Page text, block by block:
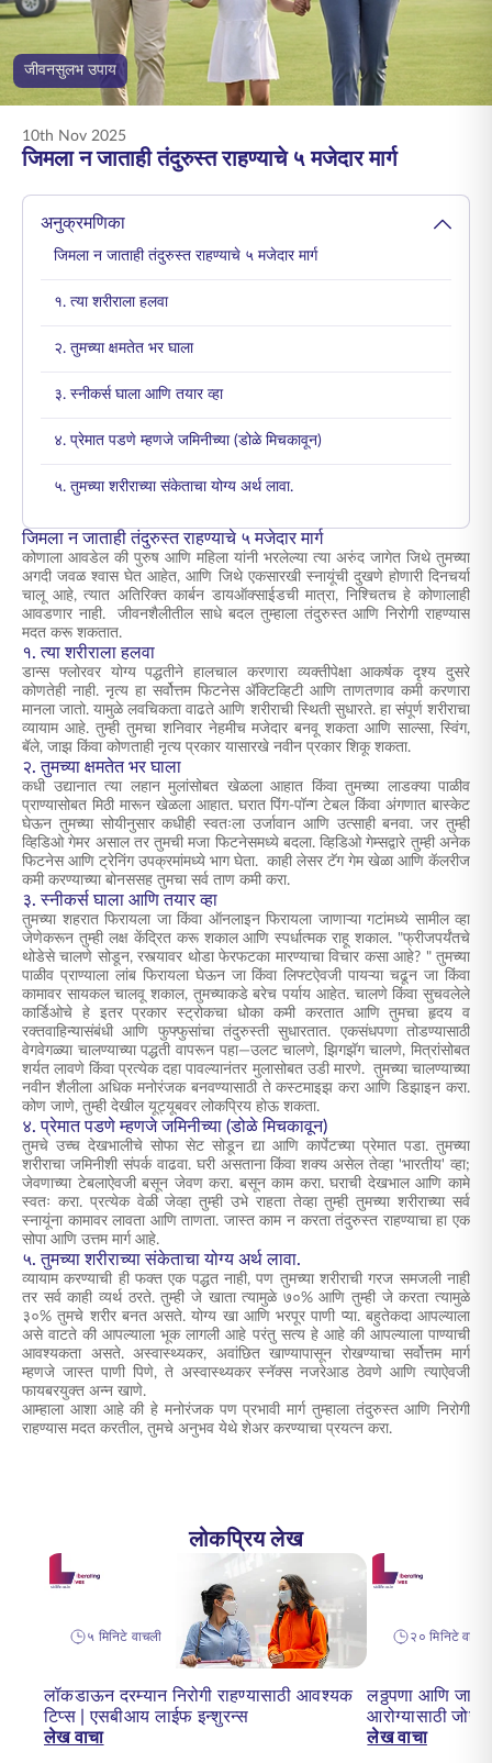
ENGLISH
ऑनलाइन खरेदी करा प्रीमियम भरा
जीवनसुलभ उपाय
10th Nov 2025
जिमला न जाताही तंदुरुस्त राहण्याचे ५ मजेदार मार्ग
अनुक्रमणिका
जिमला न जाताही तंदुरुस्त राहण्याचे ५ मजेदार मार्ग
१. त्या शरीराला हलवा
२. तुमच्या क्षमतेत भर घाला
३. स्नीकर्स घाला आणि तयार व्हा
४. प्रेमात पडणे म्हणजे जमिनीच्या (डोळे मिचकावून)
५. तुमच्या शरीराच्या संकेताचा योग्य अर्थ लावा.
जिमला न जाताही तंदुरुस्त राहण्याचे ५ मजेदार मार्ग
कोणाला आवडेल की पुरुष आणि महिला यांनी भरलेल्या त्या अरुंद जागेत जिथे तुमच्या
अगदी जवळ श्वास घेत आहेत, आणि जिथे एकसारखी स्नायूंची दुखणे होणारी दिनचर्या
चालू आहे, त्यात अतिरिक्त कार्बन डायऑक्साईडची मात्रा, निश्चितच हे कोणालाही
आवडणार नाही. जीवनशैलीतील साधे बदल तुम्हाला तंदुरुस्त आणि निरोगी राहण्यास
मदत करू शकतात.
१. त्या शरीराला हलवा
डान्स फ्लोरवर योग्य पद्धतीने हालचाल करणारा व्यक्तीपेक्षा आकर्षक दृश्य दुसरे
कोणतेही नाही. नृत्य हा सर्वोत्तम फिटनेस अ‍ॅक्टिव्हिटी आणि ताणतणाव कमी करणारा
मानला जातो. यामुळे लवचिकता वाढते आणि शरीराची स्थिती सुधारते. हा संपूर्ण शरीराचा
व्यायाम आहे. तुम्ही तुमचा शनिवार नेहमीच मजेदार बनवू शकता आणि साल्सा, स्विंग,
बॅले, जाझ किंवा कोणताही नृत्य प्रकार यासारखे नवीन प्रकार शिकू शकता.
२. तुमच्या क्षमतेत भर घाला
कधी उद्यानात त्या लहान मुलांसोबत खेळला आहात किंवा तुमच्या लाडक्या पाळीव
प्राण्यासोबत मिठी मारून खेळला आहात. घरात पिंग-पॉन्ग टेबल किंवा अंगणात बास्केट
घेऊन तुमच्या सोयीनुसार कधीही स्वतःला उर्जावान आणि उत्साही बनवा. जर तुम्ही
व्हिडिओ गेमर असाल तर तुमची मजा फिटनेसमध्ये बदला. व्हिडिओ गेम्सद्वारे तुम्ही अनेक
फिटनेस आणि ट्रेनिंग उपक्रमांमध्ये भाग घेता. काही लेसर टॅग गेम खेळा आणि कॅलरीज
कमी करण्याच्या बोनससह तुमचा सर्व ताण कमी करा.
३. स्नीकर्स घाला आणि तयार व्हा
तुमच्या शहरात फिरायला जा किंवा ऑनलाइन फिरायला जाणाऱ्या गटांमध्ये सामील व्हा
जेणेकरून तुम्ही लक्ष केंद्रित करू शकाल आणि स्पर्धात्मक राहू शकाल. "फ्रीजपर्यंतचे
थोडेसे चालणे सोडून, रस्त्यावर थोडा फेरफटका मारण्याचा विचार कसा आहे? " तुमच्या
पाळीव प्राण्याला लांब फिरायला घेऊन जा किंवा लिफ्टऐवजी पायऱ्या चढून जा किंवा
कामावर सायकल चालवू शकाल, तुमच्याकडे बरेच पर्याय आहेत. चालणे किंवा सुचवलेले
कार्डिओचे हे इतर प्रकार स्ट्रोकचा धोका कमी करतात आणि तुमचा हृदय व
रक्तवाहिन्यासंबंधी आणि फुफ्फुसांचा तंदुरुस्ती सुधारतात. एकसंधपणा तोडण्यासाठी
वेगवेगळ्या चालण्याच्या पद्धती वापरून पहा—उलट चालणे, झिगझॅग चालणे, मित्रांसोबत
शर्यत लावणे किंवा प्रत्येक दहा पावल्यानंतर मुलासोबत उडी मारणे. तुमच्या चालण्याच्या
नवीन शैलीला अधिक मनोरंजक बनवण्यासाठी ते कस्टमाइझ करा आणि डिझाइन करा.
कोण जाणे, तुम्ही देखील यूट्यूबवर लोकप्रिय होऊ शकता.
४. प्रेमात पडणे म्हणजे जमिनीच्या (डोळे मिचकावून)
तुमचे उच्च देखभालीचे सोफा सेट सोडून द्या आणि कार्पेटच्या प्रेमात पडा. तुमच्या
शरीराचा जमिनीशी संपर्क वाढवा. घरी असताना किंवा शक्य असेल तेव्हा 'भारतीय' व्हा;
जेवणाच्या टेबलाऐवजी बसून जेवण करा. बसून काम करा. घराची देखभाल आणि कामे
स्वतः करा. प्रत्येक वेळी जेव्हा तुम्ही उभे राहता तेव्हा तुम्ही तुमच्या शरीराच्या सर्व
स्नायूंना कामावर लावता आणि ताणता. जास्त काम न करता तंदुरुस्त राहण्याचा हा एक
सोपा आणि उत्तम मार्ग आहे.
५. तुमच्या शरीराच्या संकेताचा योग्य अर्थ लावा.
व्यायाम करण्याची ही फक्त एक पद्धत नाही, पण तुमच्या शरीराची गरज समजली नाही
तर सर्व काही व्यर्थ ठरते. तुम्ही जे खाता त्यामुळे ७०% आणि तुम्ही जे करता त्यामुळे
३०% तुमचे शरीर बनत असते. योग्य खा आणि भरपूर पाणी प्या. बहुतेकदा आपल्याला
असे वाटते की आपल्याला भूक लागली आहे परंतु सत्य हे आहे की आपल्याला पाण्याची
आवश्यकता असते. अस्वास्थ्यकर, अवांछित खाण्यापासून रोखण्याचा सर्वोत्तम मार्ग
म्हणजे जास्त पाणी पिणे, ते अस्वास्थ्यकर स्नॅक्स नजरेआड ठेवणे आणि त्याऐवजी
फायबरयुक्त अन्न खाणे.
आम्हाला आशा आहे की हे मनोरंजक पण प्रभावी मार्ग तुम्हाला तंदुरुस्त आणि निरोगी
राहण्यास मदत करतील, तुमचे अनुभव येथे शेअर करण्याचा प्रयत्न करा.
लोकप्रिय लेख
५ मिनिटे वाचली
लॉकडाऊन दरम्यान निरोगी राहण्यासाठी आवश्यक
टिप्स | एसबीआय लाईफ इन्शुरन्स
लेख वाचा
२० मिनिटे
लठ्ठपणा आणि
आरोग्यासाठी
लेख वाचा